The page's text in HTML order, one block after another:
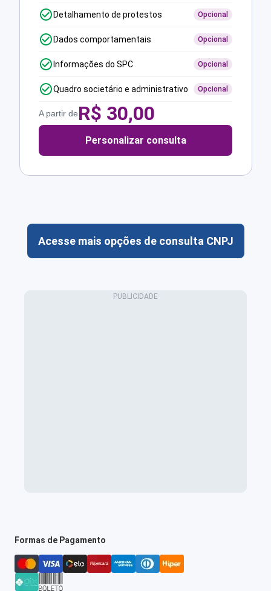
Detalhamento de protestos Opcional
Dados comportamentais Opcional
Informações do SPC Opcional
Quadro societário e administrativo Opcional
A partir deR$ 30,00
Personalizar consulta
Acesse mais opções de consulta CNPJ
Formas de Pagamento